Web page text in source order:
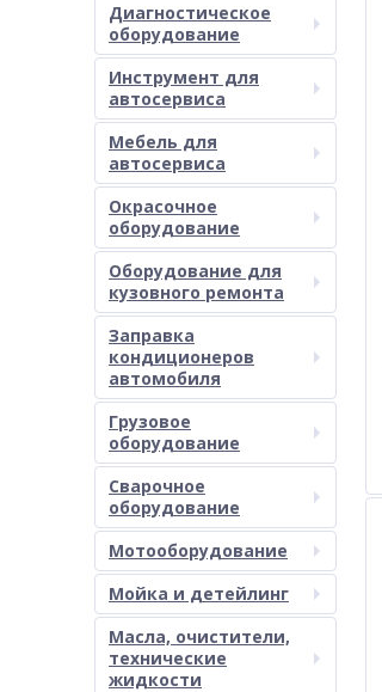
Диагностическое
оборудование
Инструмент для
автосервиса
Мебель для
автосервиса
Окрасочное
оборудование
Оборудование для
кузовного ремонта
Заправка
кондиционеров
автомобиля
Грузовое
оборудование
Сварочное
оборудование
Мотооборудование
Мойка и детейлинг
Масла, очистители,
технические
жидкости